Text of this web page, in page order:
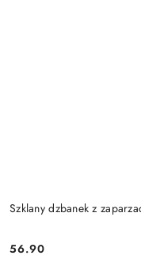
Szklany dzbanek z
Cena:
56.90